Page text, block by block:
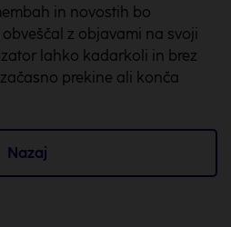
in novostih bo
z objavami na svoji
lahko kadarkoli in brez
prekine ali konča
Nazaj